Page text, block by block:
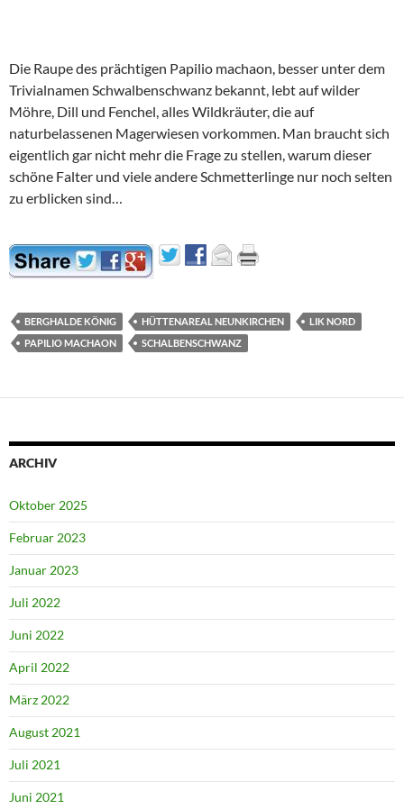
Die Raupe des prächtigen Papilio machaon, besser unter dem
Trivialnamen Schwalbenschwanz bekannt, lebt auf wilder
Möhre, Dill und Fenchel, alles Wildkräuter, die auf
naturbelassenen Magerwiesen vorkommen. Man braucht sich
eigentlich gar nicht mehr die Frage zu stellen, warum dieser
schöne Falter und viele andere Schmetterlinge nur noch selten
zu erblicken sind…
BERGHALDE KÖNIG HÜTTENAREAL NEUNKIRCHEN
LIK NORD
PAPILIO MACHAON
SCHALBENSCHWANZ
ARCHIV
Oktober 2025
Februar 2023
Januar 2023
Juli 2022
Juni 2022
April 2022
März 2022
August 2021
Juli 2021
Juni 2021